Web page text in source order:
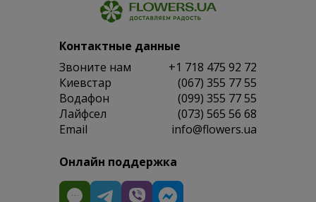
Контактные данные
Звоните нам
+1 718 475 92 72
Киевстар
(067) 355 77 55
Водафон
(099) 355 77 55
Лайфсел
(073) 565 56 68
Email
info@flowers.ua
Онлайн поддержка